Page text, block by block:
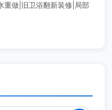
重做|旧卫浴翻新装修|局部